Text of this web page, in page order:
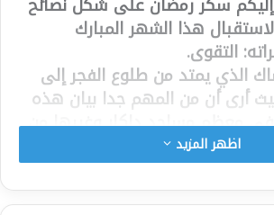
هذا الشهر المبارك
التقوى.
الذي يمتد من طلوع الفجر إلى
أرى أن من المهم جدا بيان هذه
في معظم مساجد داكار وغيرها من
يتم تحديد وقت الفجر قبل طلوع
وفقا لأوقات الصلاة المعلقة
الفجر يكون في الغالب ما بين
اظهر المزيد